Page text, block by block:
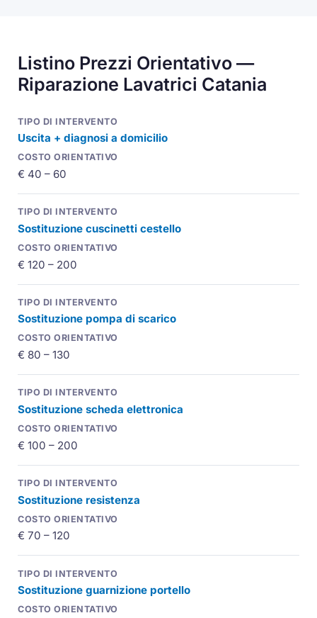
Listino Prezzi Orientativo —
Riparazione Lavatrici Catania
Uscita + diagnosi a domicilio
€ 40 – 60
Sostituzione cuscinetti cestello
€ 120 – 200
Sostituzione pompa di scarico
€ 80 – 130
Sostituzione scheda elettronica
€ 100 – 200
Sostituzione resistenza
€ 70 – 120
Sostituzione guarnizione portello